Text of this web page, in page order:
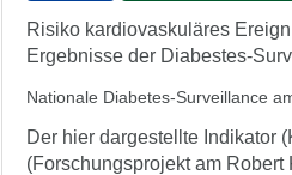
Risiko kardiovaskuläres
Ergebnisse der Diabestes-
Nationale Diabetes-Surveillance
Der hier dargestellte Indikator
(Forschungsprojekt am